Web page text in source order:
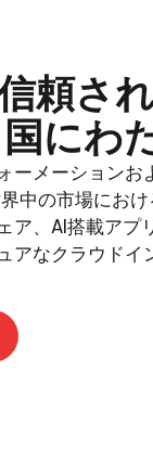
頼さ
にわ
ーメーションお
中の市場にお
ア、AI搭載アプ
アなクラウドイ